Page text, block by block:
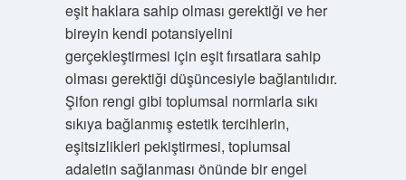
eşit haklara sahip olması gerektiği ve her
bireyin kendi potansiyelini
gerçekleştirmesi için eşit fırsatlara sahip
olması gerektiği düşüncesiyle bağlantılıdır.
Şifon rengi gibi toplumsal normlarla sıkı
sıkıya bağlanmış estetik tercihlerin,
eşitsizlikleri pekiştirmesi, toplumsal
adaletin sağlanması önünde bir engel